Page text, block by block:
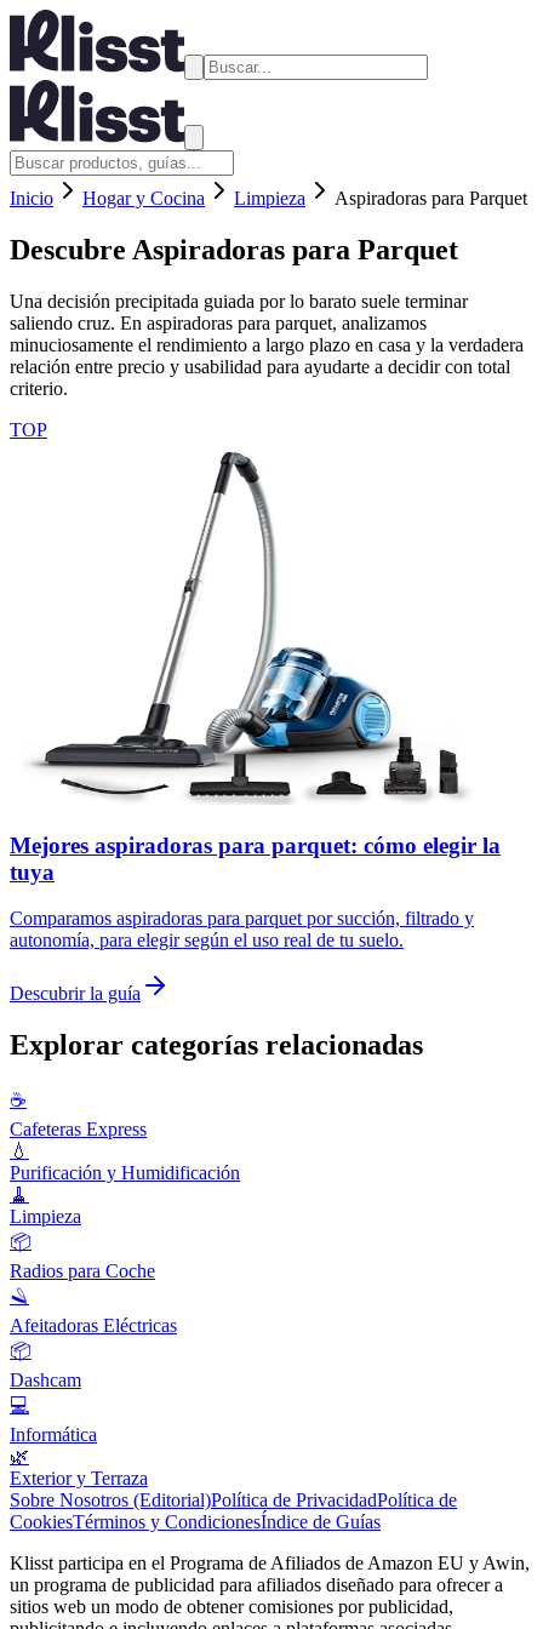
Inicio Hogar y Cocina Limpieza Aspiradoras para Parquet
Descubre Aspiradoras para Parquet
Una decisión precipitada guiada por lo barato suele terminar
saliendo cruz. En aspiradoras para parquet, analizamos
minuciosamente el rendimiento a largo plazo en casa y la verdadera
relación entre precio y usabilidad para ayudarte a decidir con total
criterio.
TOP
Mejores aspiradoras para parquet: cómo elegir la
tuya
Comparamos aspiradoras para parquet por succión, filtrado y
autonomía, para elegir según el uso real de tu suelo.
Descubrir la guía
Explorar categorías relacionadas
☕
Cafeteras Express
💧
Purificación y Humidificación
🧹
Limpieza
📦
Radios para Coche
🪒
Afeitadoras Eléctricas
📦
Dashcam
💻
Informática
🌿
Exterior y Terraza
Sobre Nosotros (Editorial)Política de PrivacidadPolítica de
CookiesTérminos y CondicionesÍndice de Guías
Klisst participa en el Programa de Afiliados de Amazon EU y Awin,
un programa de publicidad para afiliados diseñado para ofrecer a
sitios web un modo de obtener comisiones por publicidad,